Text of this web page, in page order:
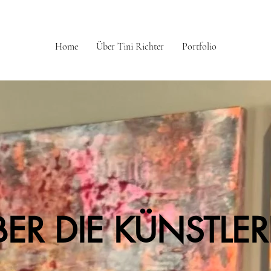
Home Über Tini Richter Portfolio
DIE